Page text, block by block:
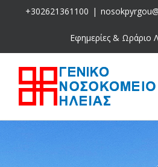
+302621361100 |
Εφημερίες & Ωράριο